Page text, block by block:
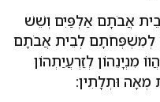
אֲבֹתָם אַלְפַּיִם וְשֵׁשׁ
לְמִשְׁפְּחֹתָם לְבֵית אֲבֹתָם
מִנְיָנֵהוֹן לְזַרְעֲיַתְהוֹן
מְאָה וּתְלָתִין: